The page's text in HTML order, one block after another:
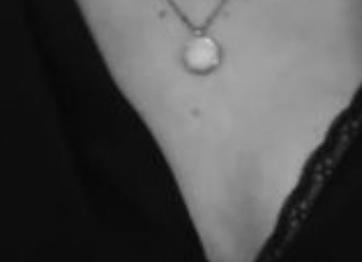
L’OnR avec vous
Visites de l’Opéra de
Strasbourg